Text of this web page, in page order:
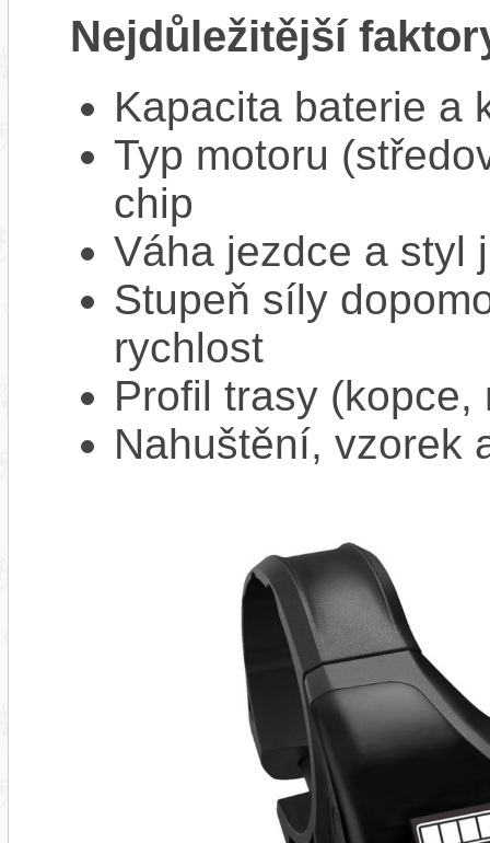
Nejdůležitější
Kapacita baterie a
Typ motoru
chip
Váha jezdce a styl
Stupeň síly
rychlost
Profil trasy
Nahuštění, vzorek